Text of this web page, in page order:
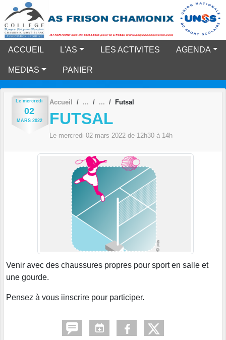
ACCUEIL L'AS LES ACTIVITES AGENDA
MEDIAS PANIER
Le mercredi
02
MARS 2022
Accueil Futsal
FUTSAL
Le mercredi 02 mars 2022 de 12h30 à 14h
Venir avec des chaussures propres pour sport en salle et
une gourde.
Pensez à vous iinscrire pour participer.
Panneau de gestion des cookies